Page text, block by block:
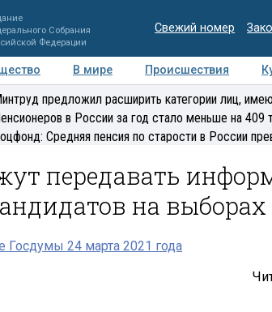
Собрания
Федерации
Свежий номер
В мире Происшествия
Регионы Медиацентр Интервью
предложил расширить категории лиц,
в России за год стало меньше на 409
Средняя пенсия по старости в России
передавать
на выборах
Госдумы 24 марта 2021 года